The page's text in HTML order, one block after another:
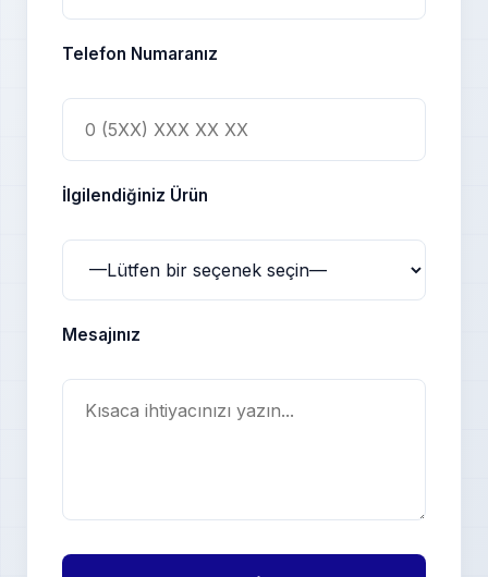
Telefon Numaranız
İlgilendiğiniz Ürün
Mesajınız